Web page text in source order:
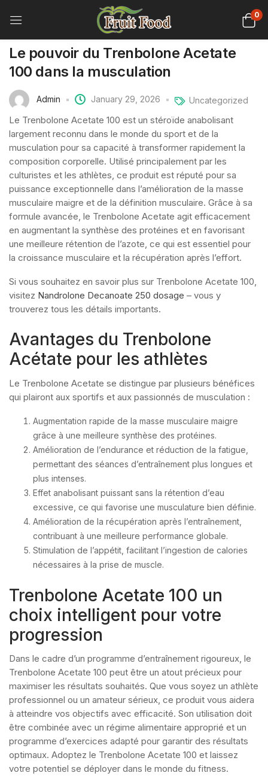
0
Le pouvoir du Trenbolone Acetate
100 dans la musculation
Admin January 29, 2026 Uncategorized
Le Trenbolone Acetate 100 est un stéroïde anabolisant
largement reconnu dans le monde du sport et de la
musculation pour sa capacité à transformer rapidement la
composition corporelle. Utilisé principalement par les
culturistes et les athlètes, ce produit est réputé pour sa
puissance exceptionnelle dans l’amélioration de la masse
musculaire maigre et de la définition musculaire. Grâce à sa
formule avancée, le Trenbolone Acetate agit efficacement
en augmentant la synthèse des protéines et en favorisant
une meilleure rétention de l’azote, ce qui est essentiel pour
la croissance musculaire et la récupération après l’effort.
Si vous souhaitez en savoir plus sur Trenbolone Acetate 100,
visitez Nandrolone Decanoate 250 dosage – vous y
trouverez tous les détails importants.
Avantages du Trenbolone
Acétate pour les athlètes
Le Trenbolone Acetate se distingue par plusieurs bénéfices
qui plairont aux sportifs et aux passionnés de musculation :
Augmentation rapide de la masse musculaire maigre
grâce à une meilleure synthèse des protéines.
Amélioration de l’endurance et réduction de la fatigue,
permettant des séances d’entraînement plus longues et
plus intenses.
Effet anabolisant puissant sans la rétention d’eau
excessive, ce qui favorise une musculature bien définie.
Amélioration de la récupération après l’entraînement,
contribuant à une meilleure performance globale.
Stimulation de l’appétit, facilitant l’ingestion de calories
nécessaires à la prise de muscle.
Trenbolone Acetate 100 un
choix intelligent pour votre
progression
Dans le cadre d’un programme d’entraînement rigoureux, le
Trenbolone Acetate 100 peut être un atout précieux pour
maximiser les résultats souhaités. Que vous soyez un athlète
professionnel ou un amateur sérieux, ce produit vous aidera
à atteindre vos objectifs avec efficacité. Son utilisation doit
être combinée avec un régime alimentaire approprié et un
programme d’exercices adapté pour garantir des résultats
optimaux. Adoptez le Trenbolone Acetate 100 et laissez
votre potentiel se déployer dans le monde du fitness.